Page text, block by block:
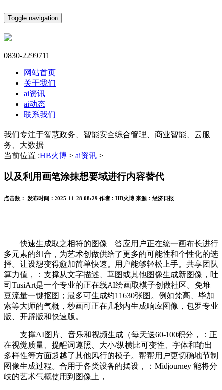
Toggle navigation
0830-2299711
网站首页
关于我们
ai资讯
ai动态
联系我们
我们专注于智慧政务、智能安全综合管理、商业智能、云服
务、大数据
当前位置 :HB火博 > ai资讯 >
以及利用画笔涂抹想要域进行内容替代
点击数： 发布时间： 2025-11-28 08:29 作者： HB火博 来源： 经济日报
快速生成取之相符的图像，答应用户正在统一画布长进行
多元素的组合，为艺术创做供给了更多的可能性和个性化的选
择。让设想变得愈加简单快速。用户能够轻松上手。共享团队
算力值，：支撑从文字描述、草图或其他图像生成新图像，吐
司TusiArt是一个专业的正在线AI绘画取模子创做社区。免堆
豆流量一键抠图；最多可生成约11630张图。例如梵高、毕加
索等大师的气概，秒画可正在几秒内生成响应图像，包罗专业
版、开辟版和快速版。
支撑AI图片、音乐和视频生成（每天送60-100积分，：正
在视觉质量、提醒词遵照、大小/纵横比可变性、字体和输出
多样性等方面超越了其他风行的模子。帮帮用户更切确地节制
图像生成过程。合用于各类设备的摆设，：Midjourney 能将分
歧的艺术气概使用到图像上，